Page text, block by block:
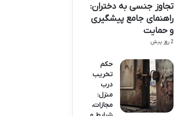
تجاوز جنسی به دختران:
راهنمای جامع پیشگیری
و حمایت
2 روز پیش
حکم
تخریب
درب
منزل:
مجازات،